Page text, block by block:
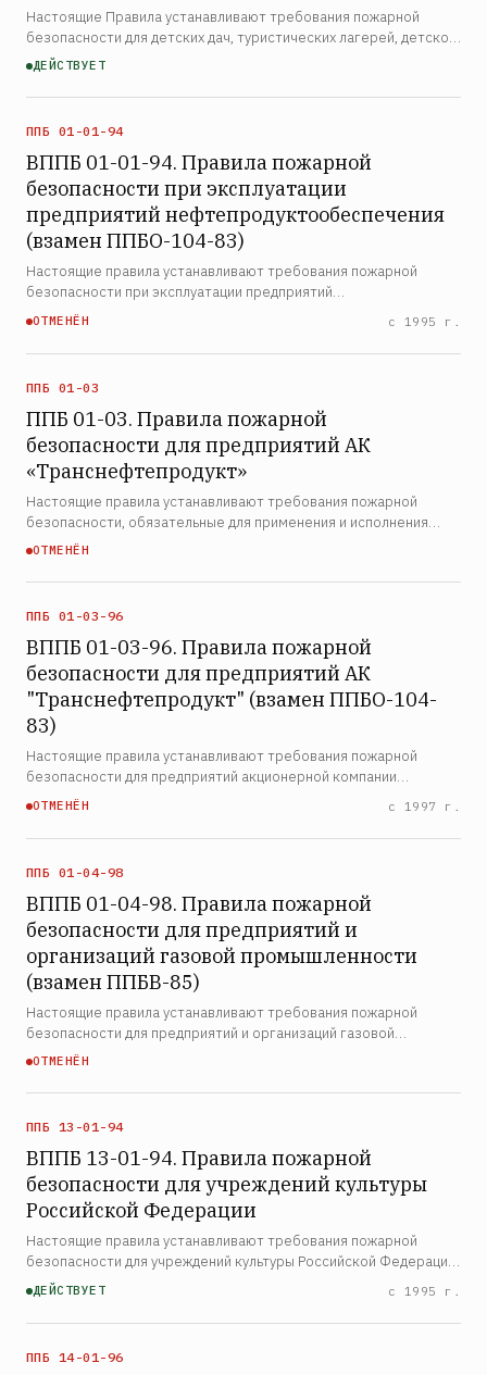
Настоящие Правила устанавливают требования пожарной
безопасности для детских дач, туристических лагерей, детско-
юношеских спортивных школ, лагерей труда и отдыха и других
ДЕЙСТВУЕТ
ППБ 01-01-94
ВППБ 01-01-94. Правила пожарной
безопасности при эксплуатации
предприятий нефтепродуктообеспечения
(взамен ППБО-104-83)
Настоящие правила устанавливают требования пожарной
безопасности при эксплуатации предприятий
нефтепродуктообеспечения. Правила распространяются на
станции, объекты…
ОТМЕНЁН с 1995 г.
ППБ 01-03
ППБ 01-03. Правила пожарной
безопасности для предприятий АК
«Транснефтепродукт»
Настоящие правила устанавливают требования пожарной
безопасности, обязательные для применения и исполнения
органами государственной власти, органами местного
также…
ОТМЕНЁН
ППБ 01-03-96
ВППБ 01-03-96. Правила пожарной
безопасности для предприятий АК
"Транснефтепродукт" (взамен ППБО-104-
83)
Настоящие правила устанавливают требования пожарной
безопасности для предприятий акционерной компании
трубопроводного транспорта нефтепродуктов
нефтепродуктопроводные пред…
ОТМЕНЁН с 1997 г.
ППБ 01-04-98
ВППБ 01-04-98. Правила пожарной
безопасности для предприятий и
организаций газовой промышленности
(взамен ППБВ-85)
Настоящие правила устанавливают требования пожарной
безопасности для предприятий и организаций газовой
промышленности. Правила распространяются на объекты
газоперера…
ОТМЕНЁН
ППБ 13-01-94
ВППБ 13-01-94. Правила пожарной
безопасности для учреждений культуры
Российской Федерации
Настоящие правила устанавливают требования пожарной
безопасности для учреждений культуры Российской Федерации.
Правила обязательны для исполнения на территории всех
учреждений культуры — театров, кинотеатров, концертных …
ДЕЙСТВУЕТ с 1995 г.
ППБ 14-01-96